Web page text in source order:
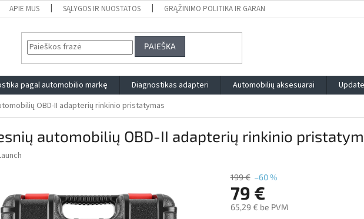
APIE MUS SĄLYGOS IR NUOSTATOS GRĄŽINIMO POLITIKA IR GARANTIJA
PAIEŠKA
pagal automobilio markę Diagnostikas adapteri Automobilių aksesuarai
Update
OBD-II adapterių rinkinio pristatymas
automobilių OBD-II adapterių rinkinio
199 € –60 %
79 €
65,29 € be PVM